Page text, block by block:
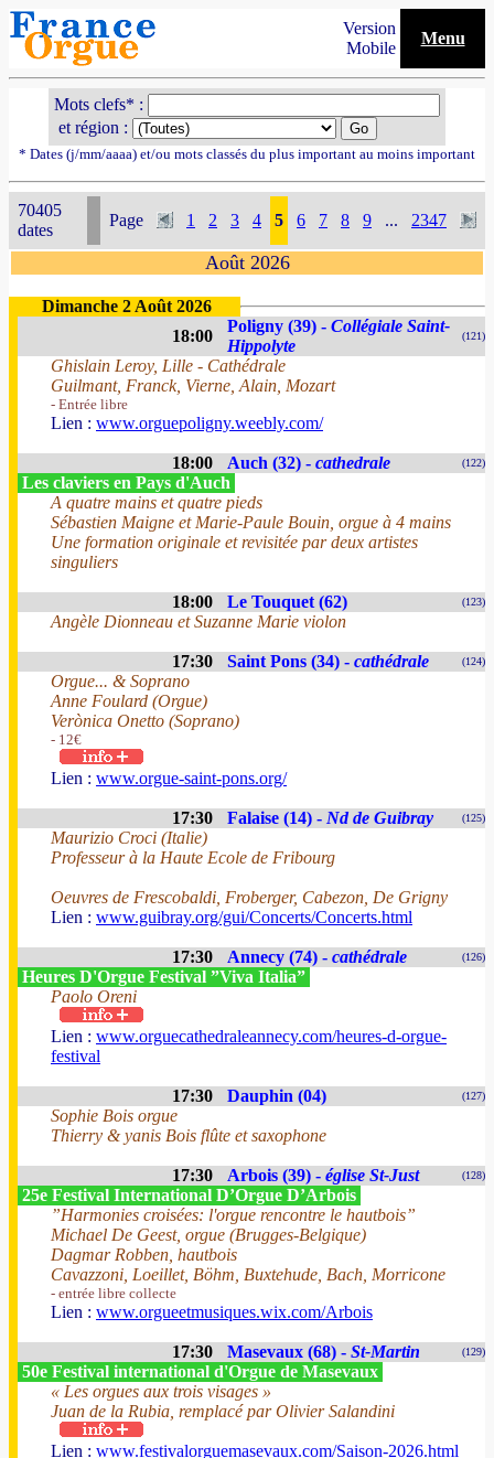
Version
Mobile
Menu
Mots clefs* :
et région :
* Dates (j/mm/aaaa) et/ou mots classés du plus important au moins important
70405
dates
Page 1 2 3 4 5 6 7 8 9 ... 2347
Août 2026
Dimanche 2 Août 2026
18:00
Poligny (39) - Collégiale Saint-
Hippolyte
(121)
Ghislain Leroy, Lille - Cathédrale
Guilmant, Franck, Vierne, Alain, Mozart
- Entrée libre
Lien : www.orguepoligny.weebly.com/
18:00 Auch (32) - cathedrale (122)
Les claviers en Pays d'Auch
A quatre mains et quatre pieds
Sébastien Maigne et Marie-Paule Bouin, orgue à 4 mains
Une formation originale et revisitée par deux artistes
singuliers
18:00 Le Touquet (62) (123)
Angèle Dionneau et Suzanne Marie violon
17:30 Saint Pons (34) - cathédrale (124)
Orgue... & Soprano
Anne Foulard (Orgue)
Verònica Onetto (Soprano)
- 12€
Lien : www.orgue-saint-pons.org/
17:30 Falaise (14) - Nd de Guibray (125)
Maurizio Croci (Italie)
Professeur à la Haute Ecole de Fribourg
Oeuvres de Frescobaldi, Froberger, Cabezon, De Grigny
Lien : www.guibray.org/gui/Concerts/Concerts.html
17:30 Annecy (74) - cathédrale (126)
Heures D'Orgue Festival ”Viva Italia”
Paolo Oreni
Lien : www.orguecathedraleannecy.com/heures-d-orgue-
festival
17:30 Dauphin (04) (127)
Sophie Bois orgue
Thierry & yanis Bois flûte et saxophone
17:30 Arbois (39) - église St-Just (128)
25e Festival International D’Orgue D’Arbois
”Harmonies croisées: l'orgue rencontre le hautbois”
Michael De Geest, orgue (Brugges-Belgique)
Dagmar Robben, hautbois
Cavazzoni, Loeillet, Böhm, Buxtehude, Bach, Morricone
- entrée libre collecte
Lien : www.orgueetmusiques.wix.com/Arbois
17:30 Masevaux (68) - St-Martin (129)
50e Festival international d'Orgue de Masevaux
« Les orgues aux trois visages »
Juan de la Rubia, remplacé par Olivier Salandini
Lien : www.festivalorguemasevaux.com/Saison-2026.html